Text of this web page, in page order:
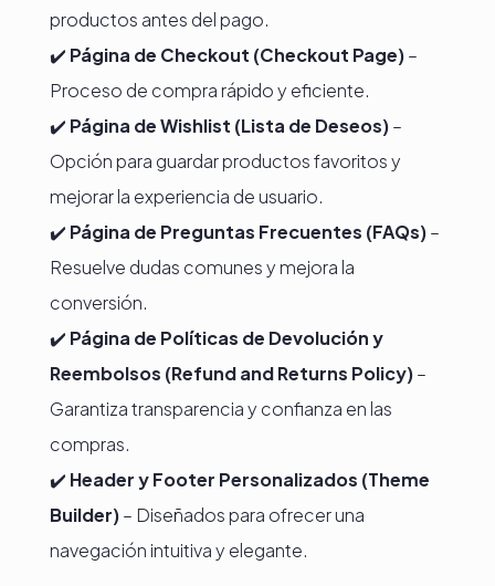
productos antes del pago.
✔️ Página de Checkout (Checkout Page)–
Proceso de compra rápido y eficiente.
✔️ Página de Wishlist (Lista de Deseos)–
Opción para guardar productos favoritos y
mejorar la experiencia de usuario.
✔️ Página de Preguntas Frecuentes (FAQs)–
Resuelve dudas comunes y mejora la
conversión.
✔️ Página de Políticas de Devolución y
Reembolsos (Refund and Returns Policy)–
Garantiza transparencia y confianza en las
compras.
✔️ Header y Footer Personalizados (Theme
Builder)– Diseñados para ofrecer una
navegación intuitiva y elegante.